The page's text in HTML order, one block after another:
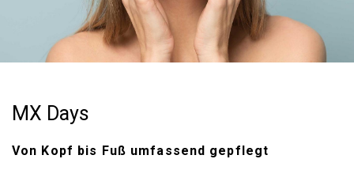
Permanent Make-
MX Days
Von Kopf bis Fuß umfassend gepflegt